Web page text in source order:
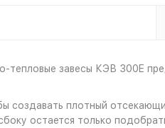
завесы КЭВ 300E
создавать плотный
остается только